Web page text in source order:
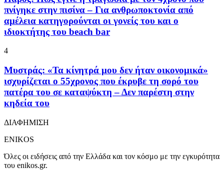
πνίγηκε στην πισίνα – Για ανθρωποκτονία από
αμέλεια κατηγορούνται οι γονείς του και ο
ιδιοκτήτης του beach bar
4
Μυστράς: «Τα κίνητρά μου δεν ήταν οικονομικά»
ισχυρίζεται ο 55χρονος που έκρυβε τη σορό του
πατέρα του σε καταψύκτη – Δεν παρέστη στην
κηδεία του
ΔΙΑΦΗΜΙΣΗ
ENIKOS
Όλες οι ειδήσεις από την Ελλάδα και τον κόσμο με την εγκυρότητα
του enikos.gr.